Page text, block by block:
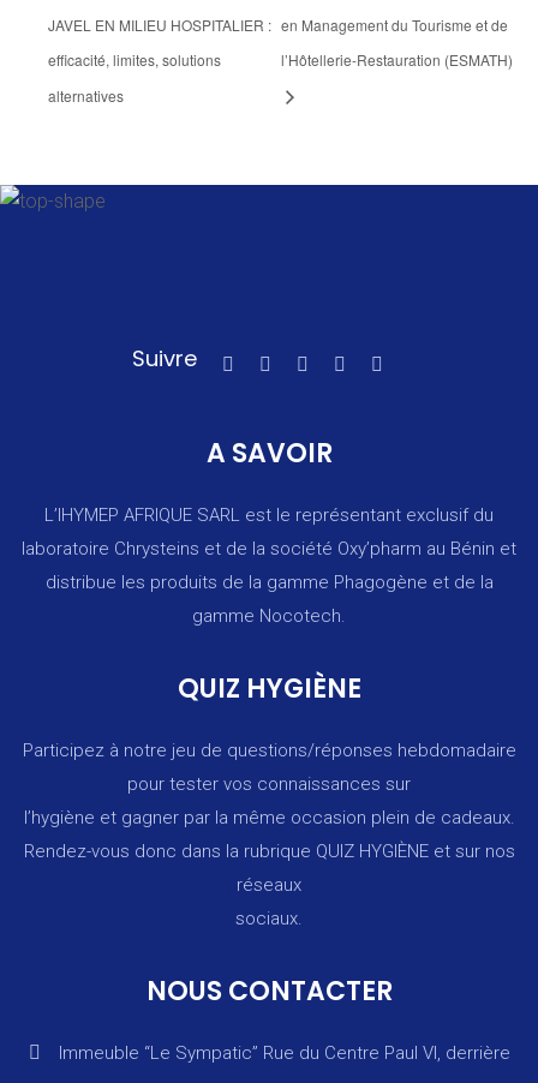
JAVEL EN MILIEU HOSPITALIER :
efficacité, limites, solutions
alternatives
en Management du Tourisme et de
l’Hôtellerie-Restauration (ESMATH)
Suivre
A SAVOIR
L’IHYMEP AFRIQUE SARL est le représentant exclusif du
laboratoire Chrysteins et de la société Oxy’pharm au Bénin et
distribue les produits de la gamme Phagogène et de la
gamme Nocotech.
QUIZ HYGIÈNE
Participez à notre jeu de questions/réponses hebdomadaire
pour tester vos connaissances sur
l’hygiène et gagner par la même occasion plein de cadeaux.
Rendez-vous donc dans la rubrique QUIZ HYGIÈNEet sur nos
réseaux
sociaux.
NOUS CONTACTER
Immeuble “Le Sympatic” Rue du Centre Paul VI, derrière